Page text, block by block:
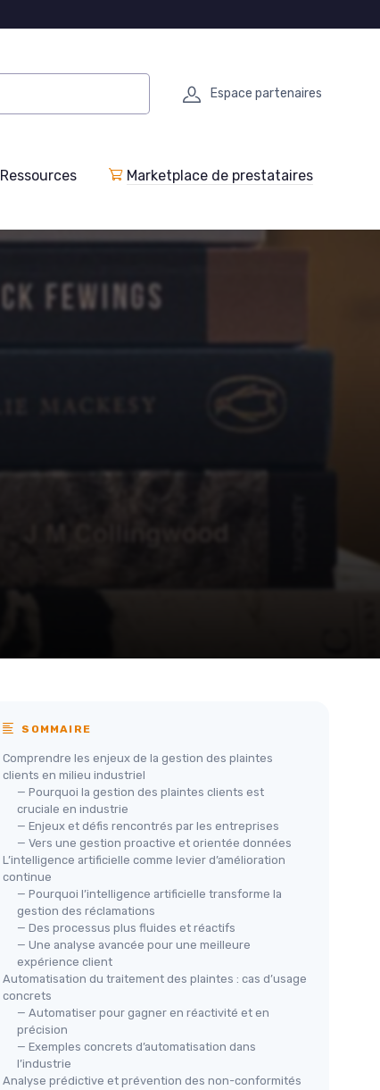
Espace partenaires
Ressources Marketplace de prestataires
SOMMAIRE
Comprendre les enjeux de la gestion des plaintes
clients en milieu industriel
— Pourquoi la gestion des plaintes clients est
cruciale en industrie
— Enjeux et défis rencontrés par les entreprises
— Vers une gestion proactive et orientée données
L’intelligence artificielle comme levier d’amélioration
continue
— Pourquoi l’intelligence artificielle transforme la
gestion des réclamations
— Des processus plus fluides et réactifs
— Une analyse avancée pour une meilleure
expérience client
Automatisation du traitement des plaintes : cas d’usage
concrets
— Automatiser pour gagner en réactivité et en
précision
— Exemples concrets d’automatisation dans
l’industrie
Analyse prédictive et prévention des non-conformités